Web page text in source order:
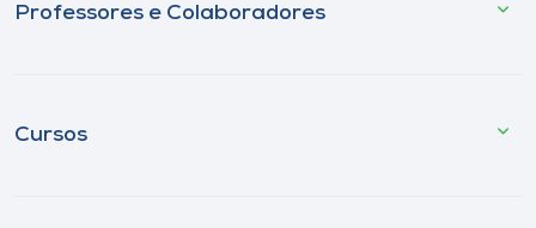
Professores e Colaboradores
Cursos